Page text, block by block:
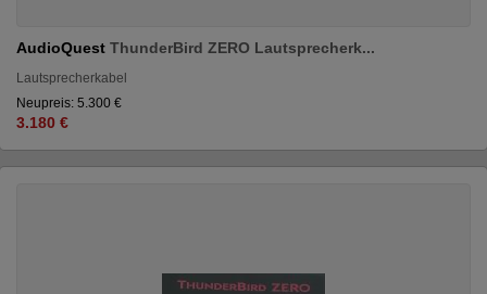
AudioQuest ThunderBird ZERO Lautsprecherk...
Lautsprecherkabel
Neupreis: 5.300 €
3.180 €